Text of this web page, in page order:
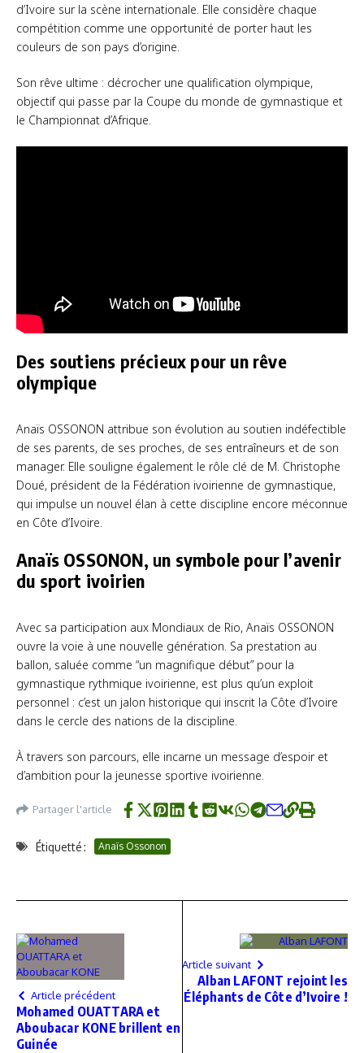
d’Ivoire sur la scène internationale. Elle considère chaque
compétition comme une opportunité de porter haut les
couleurs de son pays d’origine.
Son rêve ultime : décrocher une qualification olympique,
objectif qui passe par la Coupe du monde de gymnastique et
le Championnat d’Afrique.
Des soutiens précieux pour un rêve
olympique
Anaïs OSSONON attribue son évolution au soutien indéfectible
de ses parents, de ses proches, de ses entraîneurs et de son
manager. Elle souligne également le rôle clé de M. Christophe
Doué, président de la Fédération ivoirienne de gymnastique,
qui impulse un nouvel élan à cette discipline encore méconnue
en Côte d’Ivoire.
Anaïs OSSONON, un symbole pour l’avenir
du sport ivoirien
Avec sa participation aux Mondiaux de Rio, Anaïs OSSONON
ouvre la voie à une nouvelle génération. Sa prestation au
ballon, saluée comme “un magnifique début” pour la
gymnastique rythmique ivoirienne, est plus qu’un exploit
personnel : c’est un jalon historique qui inscrit la Côte d’Ivoire
dans le cercle des nations de la discipline.
À travers son parcours, elle incarne un message d’espoir et
d’ambition pour la jeunesse sportive ivoirienne.
Partager l'article
Étiquetté : Anaïs Ossonon
Article précédent
Mohamed OUATTARA et
Aboubacar KONE brillent en
Guinée
Article suivant
Alban LAFONT rejoint les
Éléphants de Côte d’Ivoire !